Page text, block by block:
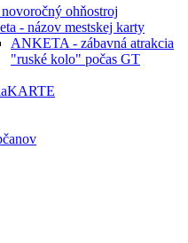
ohňostroj
- názov mestskej karty
ANKETA - zábavná atrakcia
"ruské kolo" počas GT